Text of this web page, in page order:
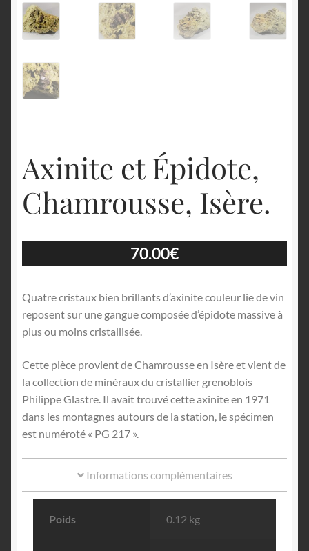
Axinite et Épidote,
Chamrousse, Isère.
70.00€
Quatre cristaux bien brillants d’axinite couleur lie de vin
reposent sur une gangue composée d’épidote massive à
plus ou moins cristallisée.
Cette pièce provient de Chamrousse en Isère et vient de
la collection de minéraux du cristallier grenoblois
Philippe Glastre. Il avait trouvé cette axinite en 1971
dans les montagnes autours de la station, le spécimen
est numéroté « PG 217 ».
Informations complémentaires
Poids 0.12 kg